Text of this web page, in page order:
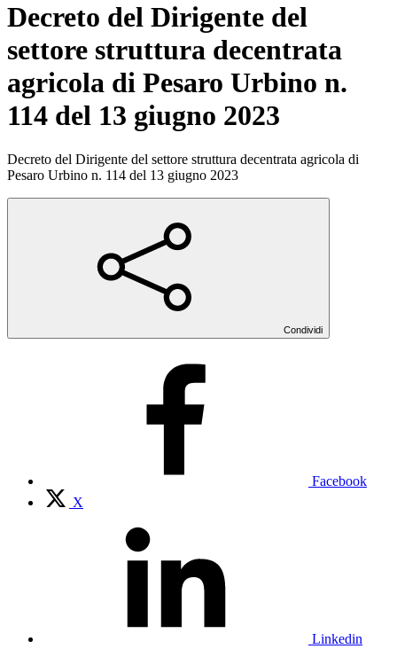
Decreto del Dirigente del
settore struttura decentrata
agricola di Pesaro Urbino n.
114 del 13 giugno 2023
Decreto del Dirigente del settore struttura decentrata agricola di
Pesaro Urbino n. 114 del 13 giugno 2023
Condividi
Facebook
X
Linkedin